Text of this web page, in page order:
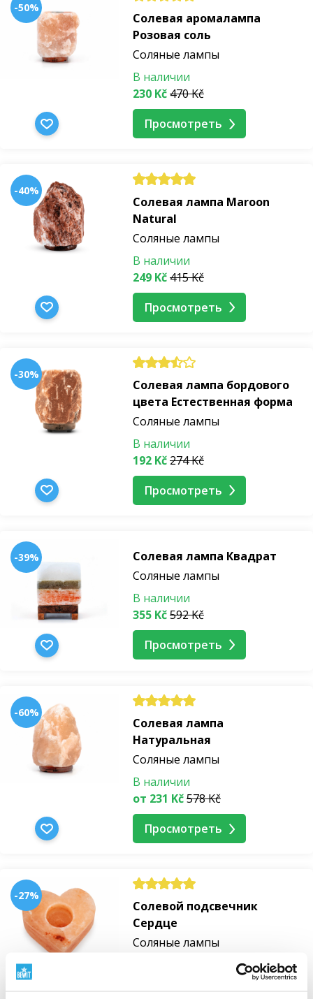
-50%
Солевая аромалампа
Розовая соль
Соляные лампы
В наличии
230 Kč470 Kč
Просмотреть
-40%
Солевая лампа Maroon
Natural
Соляные лампы
В наличии
249 Kč415 Kč
Просмотреть
-30%
Солевая лампа бордового
цвета Естественная форма
Соляные лампы
В наличии
192 Kč274 Kč
Просмотреть
-39%
Солевая лампа Квадрат
Соляные лампы
В наличии
355 Kč592 Kč
Просмотреть
-60%
Солевая лампа
Натуральная
Соляные лампы
В наличии
от 231 Kč578 Kč
Просмотреть
-27%
Солевой подсвечник
Сердце
Соляные лампы